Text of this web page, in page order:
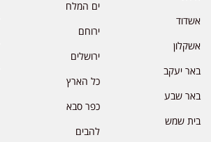
אשדוד
אשקלון
באר יעקב
באר שבע
בית שמש
ים המלח
ירוחם
ירושלים
כל הארץ
כפר סבא
להבים